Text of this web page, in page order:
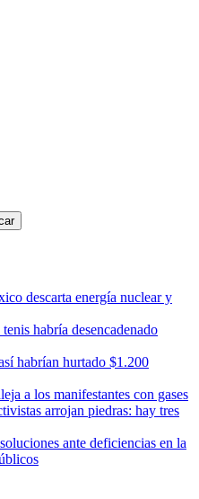
descarta energía nuclear y
habría desencadenado
habrían hurtado $1.200
a los manifestantes con gases
arrojan piedras: hay tres
ante deficiencias en la